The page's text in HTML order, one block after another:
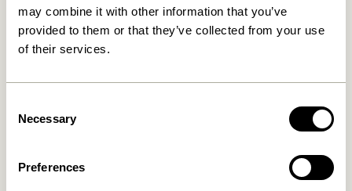
may combine it with other information that you’ve
provided to them or that they’ve collected from your use
of their services.
Selection
Necessary
Preferences